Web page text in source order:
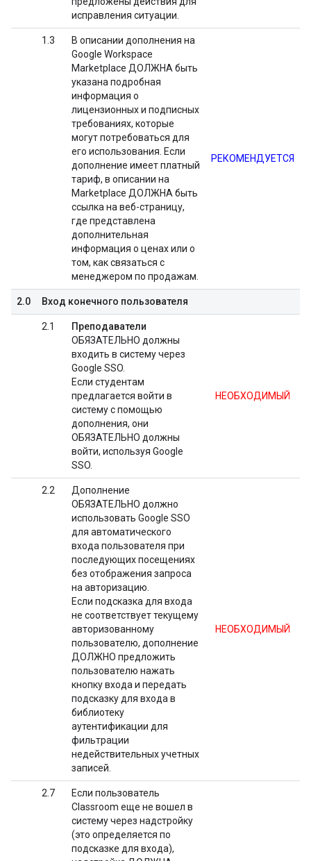
исправления ситуации.
1.3
В описании дополнения на
Google Workspace
Marketplace ДОЛЖНА быть
указана подробная
информация о
лицензионных и подписных
требованиях, которые
могут потребоваться для
его использования. Если
дополнение имеет платный
тариф, в описании на
Marketplace ДОЛЖНА быть
ссылка на веб-страницу,
где представлена ​​
дополнительная
информация о ценах или о
том, как связаться с
менеджером по продажам.
РЕКОМЕНДУЕТСЯ
2.0 Вход конечного пользователя
2.1
Преподаватели
ОБЯЗАТЕЛЬНО должны
входить в систему через
Google SSO.
Если студентам
предлагается войти в
систему с помощью
дополнения, они
ОБЯЗАТЕЛЬНО должны
войти, используя Google
SSO.
НЕОБХОДИМЫЙ
2.2
Дополнение
ОБЯЗАТЕЛЬНО должно
использовать Google SSO
для автоматического
входа пользователя при
последующих посещениях
без отображения запроса
на авторизацию.
Если подсказка для входа
не соответствует текущему
авторизованному
пользователю, дополнение
ДОЛЖНО предложить
пользователю нажать
кнопку входа и передать
подсказку для входа в
библиотеку
аутентификации для
фильтрации
недействительных учетных
записей.
НЕОБХОДИМЫЙ
2.7
Если пользователь
Classroom еще не вошел в
систему через надстройку
(это определяется по
подсказке для входа),